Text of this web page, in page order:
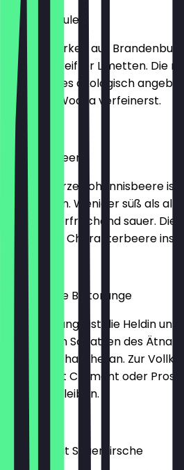
Moscow Mule
Frische Gurken aus
sonnengereifter Limetten. Die
Ingwer. Alles ökologisch
du es mit Wodka verfeinerst.
2,30 €
Johannisbeere
Die Schwarze Johannisbeere
den Beeren. Weniger süß als all
herb und erfrischend sauer.
feldfrische Charakterbeere ins
Sizilianische Blutorange
Die Blutorange ist die Heldin
Sorbets. Im Schatten des Ätna
Landwirtschaft heran. Zur
im Glas mit Crémant oder
Italien zu bleiben.
Joghurt mit Sauerkirsche